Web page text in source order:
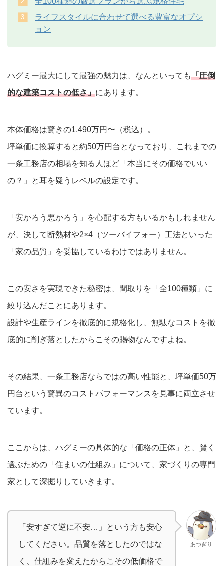
ライフスタイルに合わせて選べる豊富なオプシ
ョン
ハグミー最大にして最強の魅力は、なんといっても「圧倒
的な建築コストの低さ」にあります。
本体価格は驚きの1,490万円〜（税込）。
坪単価に換算すると約50万円台となっており、これまでの
一条工務店の相場を知る人ほど「本当にその価格でいい
の？」と耳を疑うレベルの設定です。
「安かろう悪かろう」を心配する方もいるかもしれません
が、決して断熱材や2×4（ツーバイフォー）工法といった
「家の品質」を妥協しているわけではありません。
この安さを実現できた秘密は、間取りを「全100種類」に
絞り込んだことにあります。
設計や生産ラインを徹底的に規格化し、無駄なコストを徹
底的に削ぎ落としたからこその賜物なんですよね。
その結果、一条工務店ならではの高い性能と、坪単価50万
円台という驚異のコストパフォーマンスを見事に両立させ
ています。
ここからは、ハグミーの具体的な「価格の正体」と、賢く
選ぶための「住まいの仕組み」について、家づくりの専門
家として深掘りしていきます。
「安すぎて逆に不安…」という方も安心
してください。品質を落としたのではな
く、仕組みを変えたからこその低価格で
あつぎり